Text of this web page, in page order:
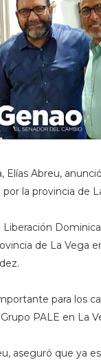
Abreu,
la provincia de
de La Vega
para los
PALE en La
aseguró que ya